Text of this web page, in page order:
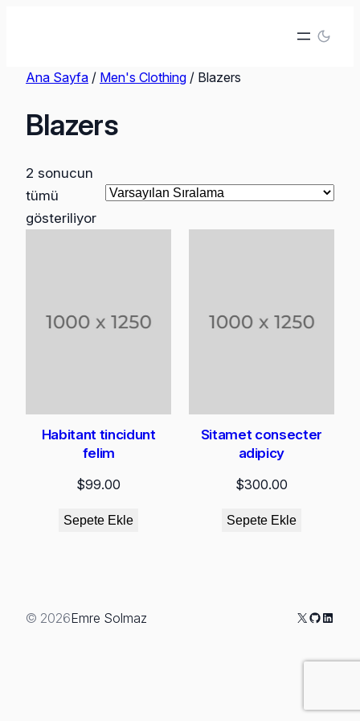
Ana Sayfa / Men's Clothing / Blazers
Blazers
2 sonucun
tümü
gösteriliyor
Habitant tincidunt
felim
$99.00
Sepete Ekle
Sitamet consecter
adipicy
$300.00
Sepete Ekle
© 2026Emre Solmaz X GitHub